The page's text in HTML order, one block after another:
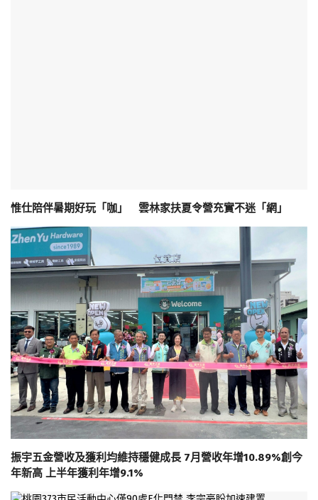
惟仕陪伴暑期好玩「咖」 雲林家扶夏令營充實不迷「網」
振宇五金營收及獲利均維持穩健成長 7月營收年增10.89%創今
年新高 上半年獲利年增9.1%